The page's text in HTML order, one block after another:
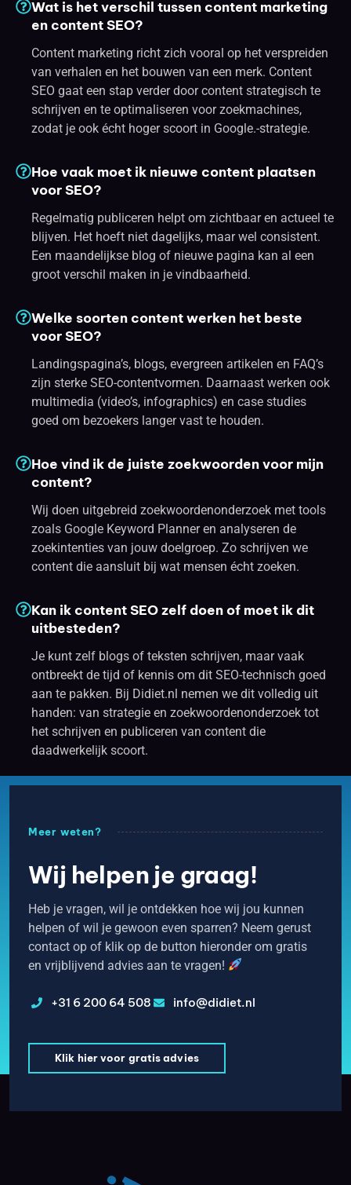
Wat is het verschil tussen content marketing
en content SEO?
Content marketing richt zich vooral op het verspreiden
van verhalen en het bouwen van een merk. Content
SEO gaat een stap verder door content strategisch te
schrijven en te optimaliseren voor zoekmachines,
zodat je ook écht hoger scoort in Google.-strategie.
Hoe vaak moet ik nieuwe content plaatsen
voor SEO?
Regelmatig publiceren helpt om zichtbaar en actueel te
blijven. Het hoeft niet dagelijks, maar wel consistent.
Een maandelijkse blog of nieuwe pagina kan al een
groot verschil maken in je vindbaarheid.
Welke soorten content werken het beste
voor SEO?
Landingspagina’s, blogs, evergreen artikelen en FAQ’s
zijn sterke SEO-contentvormen. Daarnaast werken ook
multimedia (video’s, infographics) en case studies
goed om bezoekers langer vast te houden.
Hoe vind ik de juiste zoekwoorden voor mijn
content?
Wij doen uitgebreid zoekwoordenonderzoek met tools
zoals Google Keyword Planner en analyseren de
zoekintenties van jouw doelgroep. Zo schrijven we
content die aansluit bij wat mensen écht zoeken.
Kan ik content SEO zelf doen of moet ik dit
uitbesteden?
Je kunt zelf blogs of teksten schrijven, maar vaak
ontbreekt de tijd of kennis om dit SEO-technisch goed
aan te pakken. Bij Didiet.nl nemen we dit volledig uit
handen: van strategie en zoekwoordenonderzoek tot
het schrijven en publiceren van content die
daadwerkelijk scoort.
Meer weten?
Wij helpen je graag!
Heb je vragen, wil je ontdekken hoe wij jou kunnen
helpen of wil je gewoon even sparren? Neem gerust
contact op of klik op de button hieronder om gratis
en vrijblijvend advies aan te vragen!
+31 6 200 64 508 info@didiet.nl
Klik hier voor gratis advies